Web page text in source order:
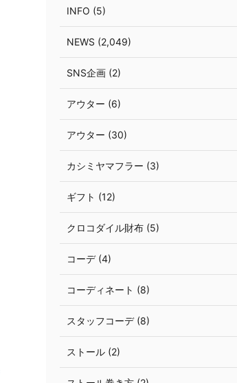
INFO (5)
NEWS (2,049)
SNS企画 (2)
アウター (6)
アウター (30)
カシミヤマフラー (3)
ギフト (12)
クロコダイル財布 (5)
コーデ (4)
コーディネート (8)
スタッフコーデ (8)
ストール (2)